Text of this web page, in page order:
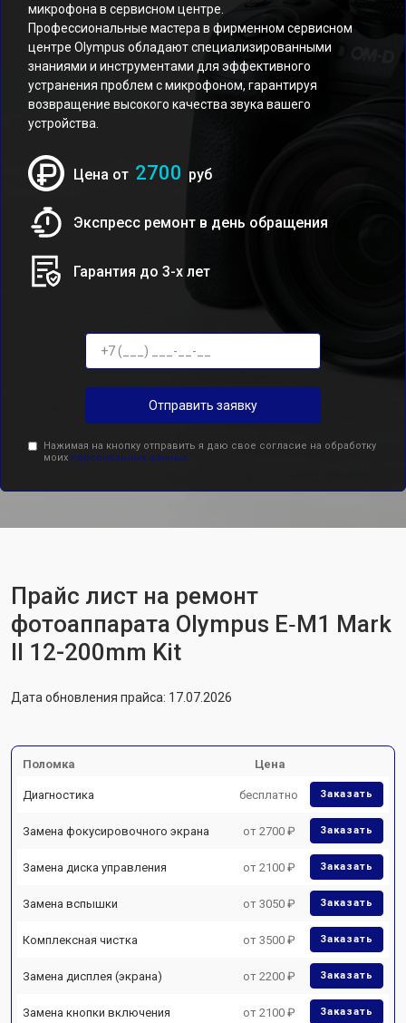
микрофона в сервисном центре.
Профессиональные мастера в фирменном сервисном
центре Olympus обладают специализированными
знаниями и инструментами для эффективного
устранения проблем с микрофоном, гарантируя
возвращение высокого качества звука вашего
устройства.
Цена от 2700 руб
Экспресс ремонт в день обращения
Гарантия до 3-х лет
Отправить заявку
Нажимая на кнопку отправить я даю свое согласие на обработку
моих персональных данных.
Прайс лист на ремонт
фотоаппарата Olympus E‑M1 Mark
II 12-200mm Kit
Дата обновления прайса: 17.07.2026
Поломка Цена
Диагностика бесплатно Заказать
Замена фокусировочного экрана от 2700 ₽ Заказать
Замена диска управления от 2100 ₽ Заказать
Замена вспышки от 3050 ₽ Заказать
Комплексная чистка от 3500 ₽ Заказать
Замена дисплея (экрана) от 2200 ₽ Заказать
Замена кнопки включения от 2100 ₽ Заказать